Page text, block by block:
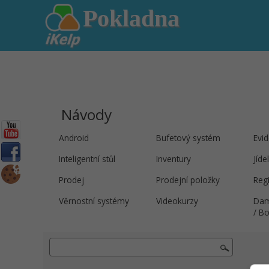
Pokladna
Návody
Android Bufetový systém
Inteligentní stůl
Inventury
Prodej
Prodejní položky
Věrnostní systémy
Videokurzy
/